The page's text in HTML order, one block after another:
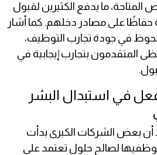
المتاحة، ما يدفع الكثيرين لقبول
على مصادر دخلهم. كما أشار
ملحوظ في جودة تجارب التوظيف،
المتقدمون بتجارب إيجابية في
في استبدال البشر
أن بعض الشركات الكبرى بدأت
لصالح حلول تعتمد على